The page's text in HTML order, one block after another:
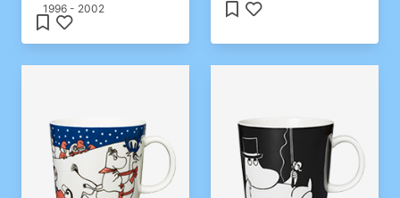
1996 - 2002